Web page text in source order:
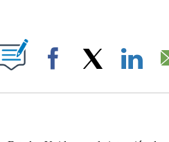
ON "".
Facebook